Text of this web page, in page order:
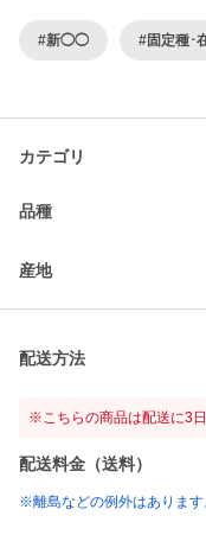
#新◯◯ #固定種･
カテゴリ
品種
産地
配送方法
※こちらの商品は配送に3
配送料金（送料）
※離島などの例外はあります